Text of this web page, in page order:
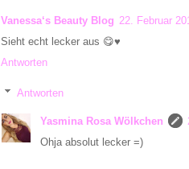
Vanessa‘s Beauty Blog 22. Februar
Sieht echt lecker aus 😋♥️
Antworten
Antworten
Yasmina Rosa Wölkchen
Ohja absolut lecker =)